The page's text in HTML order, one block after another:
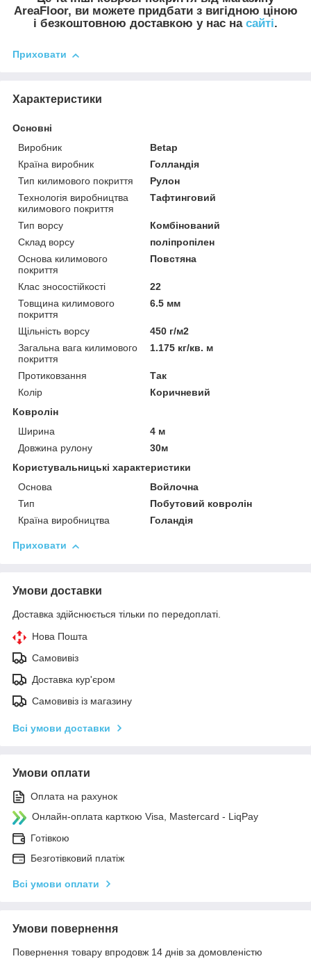
AreaFloor, ви можете придбати з вигідною ціною
і безкоштовною доставкою у нас на сайті.
Приховати
Характеристики
Основні
Виробник
Betap
Країна виробник
Голландія
Тип килимового покриття
Рулон
Технологія виробництва
килимового покриття
Тафтинговий
Тип ворсу
Комбінований
Склад ворсу
поліпропілен
Основа килимового
покриття
Повстяна
Клас зносостійкості
22
Товщина килимового
покриття
6.5 мм
Щільність ворсу
450 г/м2
Загальна вага килимового
покриття
1.175 кг/кв. м
Протиковзання
Так
Колір
Коричневий
Ковролін
Ширина
4 м
Довжина рулону
30м
Користувальницькі характеристики
Основа
Войлочна
Тип
Побутовий ковролін
Країна виробництва
Голандія
Приховати
Умови доставки
Доставка здійснюється тільки по передоплаті.
Нова Пошта
Самовивіз
Доставка кур'єром
Самовивіз із магазину
Всі умови доставки
Умови оплати
Оплата на рахунок
Онлайн-оплата карткою Visa, Mastercard - LiqPay
Готівкою
Безготівковий платіж
Всі умови оплати
Умови повернення
Повернення товару впродовж 14 днів за домовленістю